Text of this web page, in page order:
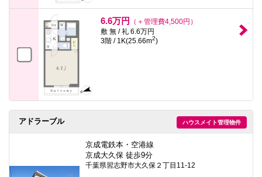
6.6万円
（＋管理費4,500円）
敷 無 / 礼 6.6万円
3階 / 1K(25.66m2)
ハウスメイト管理物件
アドラーブル
京成電鉄本・空港線
京成大久保 徒歩9分
千葉県習志野市大久保２丁目11-12